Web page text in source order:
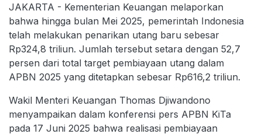
JAKARTA - Kementerian Keuangan melaporkan
bahwa hingga bulan Mei 2025, pemerintah Indonesia
telah melakukan penarikan utang baru sebesar
Rp324,8 triliun. Jumlah tersebut setara dengan 52,7
persen dari total target pembiayaan utang dalam
APBN 2025 yang ditetapkan sebesar Rp616,2 triliun.
Wakil Menteri Keuangan Thomas Djiwandono
menyampaikan dalam konferensi pers APBN KiTa
pada 17 Juni 2025 bahwa realisasi pembiayaan